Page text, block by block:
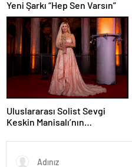
Yeni Şarkı “Hep Sen Varsın”
Uluslararası Solist Sevgi
Keskin Manisalı’nın
Performansı Meslek Onur
Ödülü ile Taçlandırıldı